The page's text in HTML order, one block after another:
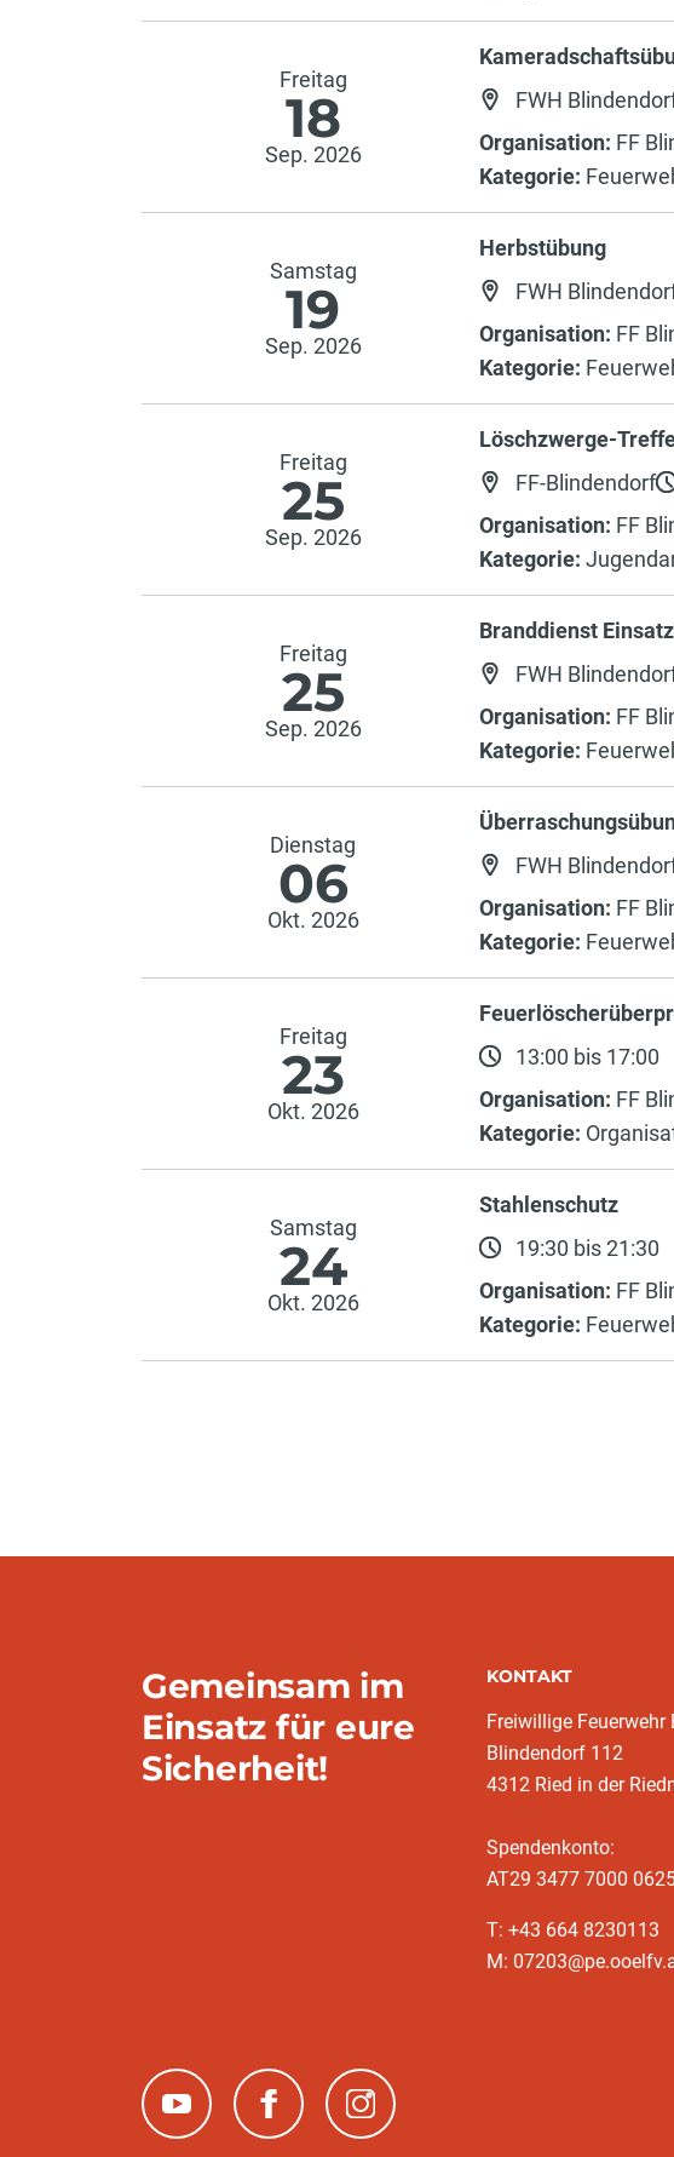
Freitag
18
Sep. 2026
FWH
Organisation: FF
Kategorie:
Samstag
19
Sep. 2026
Herbstübung
FWH
Organisation: FF
Kategorie:
Freitag
25
Sep. 2026
Löschzwerge-
FF-Blindendorf
Organisation: FF
Kategorie:
Freitag
25
Sep. 2026
Branddienst
FWH
Organisation: FF
Kategorie:
Dienstag
06
Okt. 2026
FWH
Organisation: FF
Kategorie:
Freitag
23
Okt. 2026
13:00 bis 17:00
Organisation: FF
Kategorie:
Samstag
24
Okt. 2026
Stahlenschutz
19:30 bis 21:30
Organisation: FF
Kategorie:
Gemeinsam im
Einsatz für eure
Sicherheit!
KONTAKT
Freiwillige
Blindendorf 112
4312 Ried in der
Spendenkonto:
AT29 3477 7000
T: +43 664 8230113
M:
(neues Fenster)(neues Fenster)(neues Fenster)